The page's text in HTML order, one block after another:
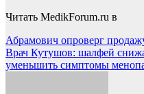
Читать MedikForum.ru в
Навигация
по
Абрамович опроверг
Врач Кутушов: шалфей
уменьшить симптомы